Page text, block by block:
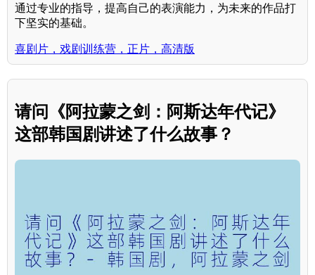
通过专业的指导，提高自己的表演能力，为未来的作品打
下坚实的基础。
喜剧片，戏剧训练营，正片，高清版
请问《阿拉蒙之剑：阿斯达年代记》
这部韩国剧讲述了什么故事？